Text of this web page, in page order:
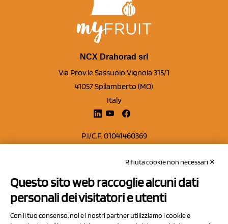
NCX Drahorad srl
Via Prov.le Sassuolo Vignola 315/1
41057 Spilamberto (MO)
Italy
P.I/C.F. 01041460369
Capitale sociale Euro 50.000,00 i.v.
Contatti
Privacy Policy
Rifiuta cookie non necessari ✕
Questo sito web raccoglie alcuni dati
personali dei visitatori e utenti
Con il tuo consenso, noi e i nostri partner utilizziamo i cookie e